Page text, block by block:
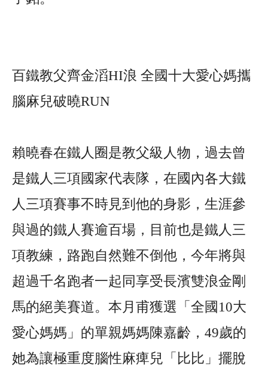
百鐵教父齊金滔HI浪 全國十大愛心媽攜
腦麻兒破曉RUN
賴曉春在鐵人圈是教父級人物，過去曾
是鐵人三項國家代表隊，在國內各大鐵
人三項賽事不時見到他的身影，生涯參
與過的鐵人賽逾百場，目前也是鐵人三
項教練，路跑自然難不倒他，今年將與
超過千名跑者一起同享受長濱雙浪金剛
馬的絕美賽道。本月甫獲選「全國10大
愛心媽媽」的單親媽媽陳嘉齡，49歲的
她為讓極重度腦性麻痺兒「比比」擺脫